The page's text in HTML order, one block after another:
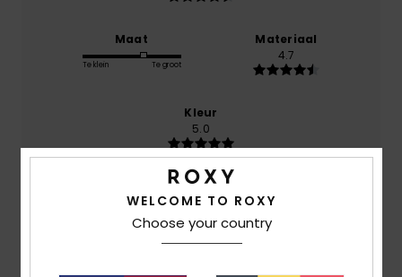
Maat
Te klein Te groot
Materiaal
4.7
Kleur
5.0
5/5
WELCOME TO ROXY
Choose your country